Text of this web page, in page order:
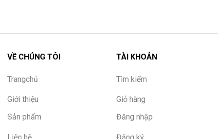
VỀ CHÚNG TÔI
Trangchủ
Giới thiệu
Sản phẩm
TÀI KHOẢN
Tìm kiếm
Giỏ hàng
Đăng nhập